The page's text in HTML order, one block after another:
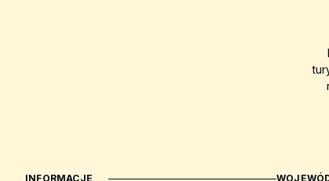
INFORMACJE